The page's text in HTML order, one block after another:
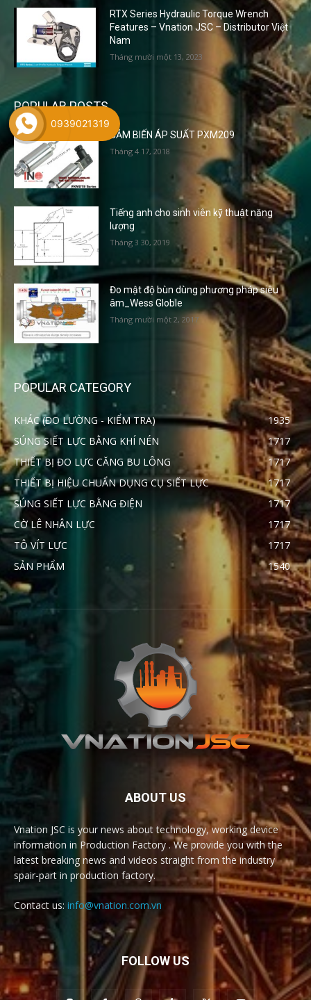
RTX Series Hydraulic Torque Wrench
Features – Vnation JSC – Distributor Việt
Nam
Tháng mười một 13, 2023
POPULAR POSTS
CẢM BIẾN ÁP SUẤT PXM209
Tháng 4 17, 2018
Tiếng anh cho sinh viên kỹ thuật năng
lượng
Tháng 3 30, 2019
Đo mật độ bùn dùng phương pháp siêu
âm_Wess Globle
Tháng mười một 2, 2017
POPULAR CATEGORY
KHÁC (ĐO LƯỜNG - KIỂM TRA)
1935
SÚNG SIẾT LỰC BẰNG KHÍ NÉN
1717
THIẾT BỊ ĐO LỰC CĂNG BU LÔNG
1717
THIẾT BỊ HIỆU CHUẨN DỤNG CỤ SIẾT LỰC
1717
SÚNG SIẾT LỰC BẰNG ĐIỆN
1717
CỜ LÊ NHÂN LỰC
1717
TÔ VÍT LỰC
1717
SẢN PHẨM
1540
ABOUT US
Vnation JSC is your news about technology, working device
information in Production Factory . We provide you with the
latest breaking news and videos straight from the industry
spair-part in production factory.
Contact us: info@vnation.com.vn
FOLLOW US
0939021319